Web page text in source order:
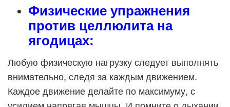
Физические упражнения
против целлюлита на
ягодицах:
Любую физическую нагрузку следует выполнять
внимательно, следя за каждым движением.
Каждое движение делайте по максимуму, с